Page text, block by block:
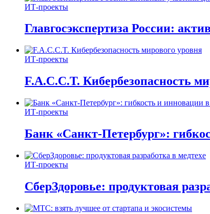
ИТ-проекты
Главгосэкспертиза России:
ИТ-проекты
F.A.C.C.T. Кибербезопасность
ИТ-проекты
Банк «Санкт-Петербург»:
ИТ-проекты
СберЗдоровье: продуктовая